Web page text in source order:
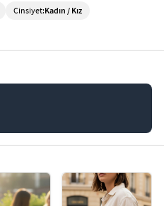
Cinsiyet:Kadın / Kız